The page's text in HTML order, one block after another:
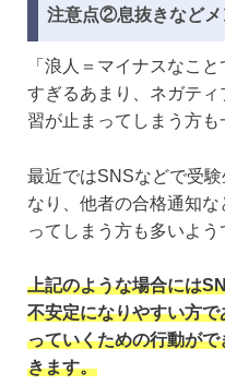
注意点②息抜きなどメ
「浪人＝マイナスなこ
すぎるあまり、ネガテ
習が止まってしまう方も
最近ではSNSなどで受
なり、他者の合格通知
ってしまう方も多いよう
上記のような場合には
不安定になりやすい方で
っていくための行動が
きます。